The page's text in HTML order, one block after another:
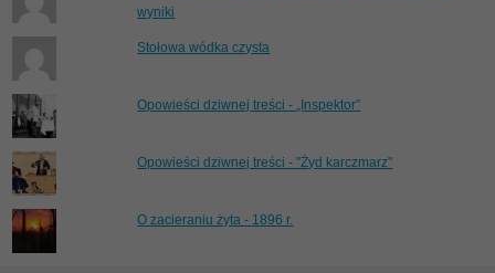
wyniki
Stołowa wódka czysta
Opowieści dziwnej treści - „Inspektor”
Opowieści dziwnej treści - "Żyd karczmarz"
O zacieraniu żyta - 1896 r.